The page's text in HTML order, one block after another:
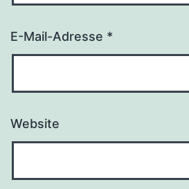
E-Mail-Adresse *
Website